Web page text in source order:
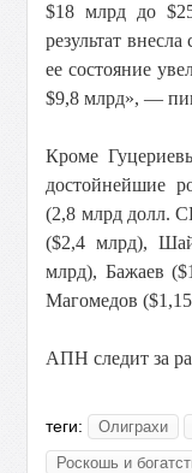
$18 млрд до
результат
ее состояние
$9,8 млрд», —
Кроме
достойнейшие
(2,8 млрд долл.
($2,4 млрд),
млрд), Бажаев
Магомедов
АПН следит за
теги: Олиграхи
Роскошь и